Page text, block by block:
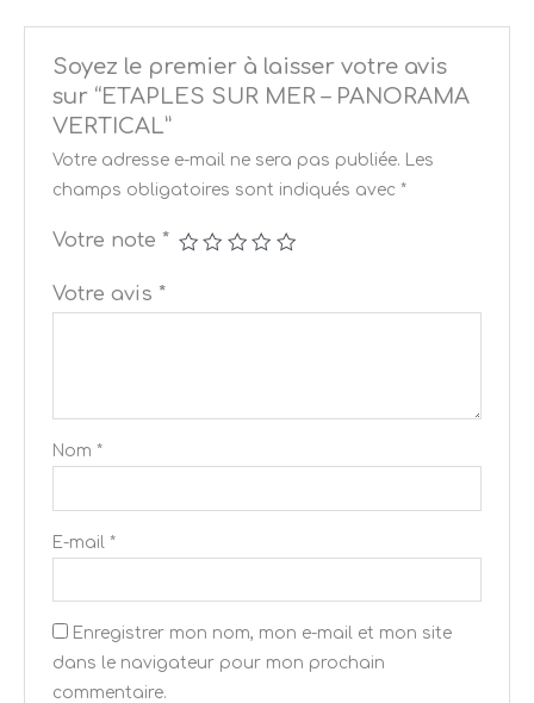
Soyez le premier à laisser votre avis
sur “ETAPLES SUR MER – PANORAMA
VERTICAL”
Votre adresse e-mail ne sera pas publiée. Les
champs obligatoires sont indiqués avec *
Votre note *
Votre avis *
Nom *
E-mail *
Enregistrer mon nom, mon e-mail et mon site
dans le navigateur pour mon prochain
commentaire.